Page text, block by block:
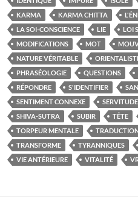
KARMA
KARMA CHITTA
LA SOI-CONSCIENCE
LIE LOI
MODIFICATIONS
MOT
NATURE VÉRITABLE
PHRASÉOLOGIE
QUESTIONS
RÉPONDRE
S'IDENTIFIER
SENTIMENT CONNEXE
SERVITUDE
SHIVA-SUTRA
SUBIR TÊTE
TORPEUR MENTALE
TRANSFORME
TYRANNIQUES
VIE ANTÉRIEURE
VITALITÉ